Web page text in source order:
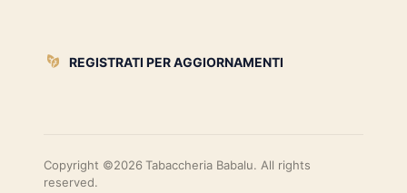
REGISTRATI PER AGGIORNAMENTI
Copyright ©2026 Tabaccheria Babalu. All rights
reserved.